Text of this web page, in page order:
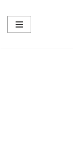
Sari